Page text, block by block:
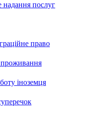
надання послуг
право
проживання
іноземця